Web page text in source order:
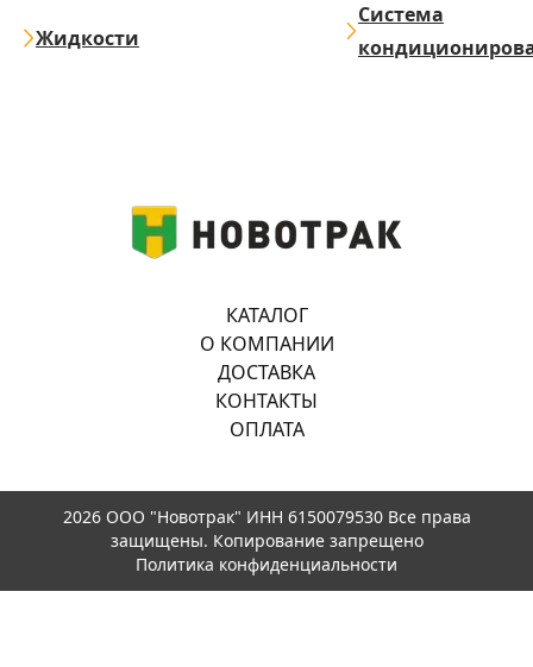
Жидкости
Система
КАТАЛОГ
О КОМПАНИИ
ДОСТАВКА
КОНТАКТЫ
ОПЛАТА
2026 ООО "Новотрак" ИНН 6150079530 Все права
защищены. Копирование запрещено
Политика конфиденциальности